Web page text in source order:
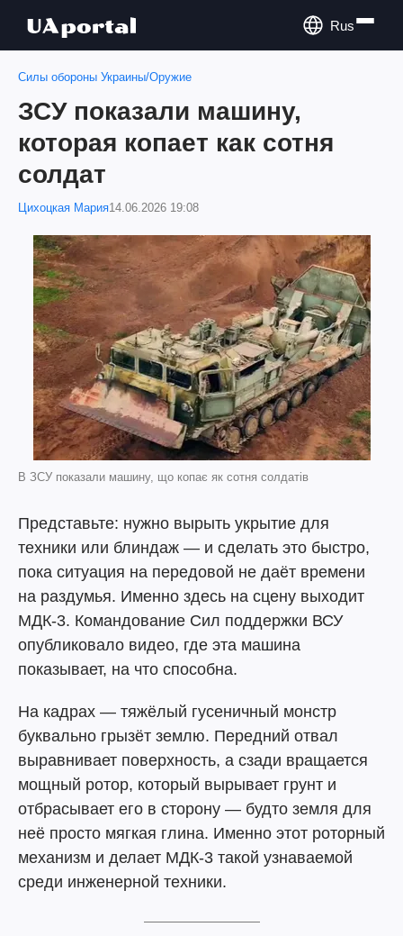
Rus
Силы обороны Украины/Оружие
ЗСУ показали машину,
которая копает как сотня
солдат
Цихоцкая Мария14.06.2026 19:08
В ЗСУ показали машину, що копає як сотня солдатів
Представьте: нужно вырыть укрытие для
техники или блиндаж — и сделать это быстро,
пока ситуация на передовой не даёт времени
на раздумья. Именно здесь на сцену выходит
МДК-3. Командование Сил поддержки ВСУ
опубликовало видео, где эта машина
показывает, на что способна.
На кадрах — тяжёлый гусеничный монстр
буквально грызёт землю. Передний отвал
выравнивает поверхность, а сзади вращается
мощный ротор, который вырывает грунт и
отбрасывает его в сторону — будто земля для
неё просто мягкая глина. Именно этот роторный
механизм и делает МДК-3 такой узнаваемой
среди инженерной техники.